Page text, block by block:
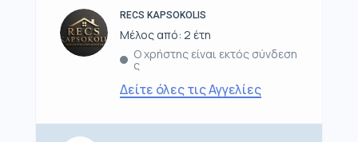
RECS KAPSOKOLIS
Μέλος από: 2 έτη
Ο χρήστης είναι εκτός σύνδεση
ς
Δείτε όλες τις Αγγελίες